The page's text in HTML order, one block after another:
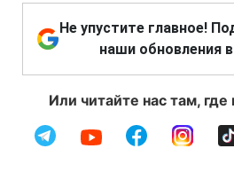
Не упустите главное!
наши обновления
Или читайте нас там, где